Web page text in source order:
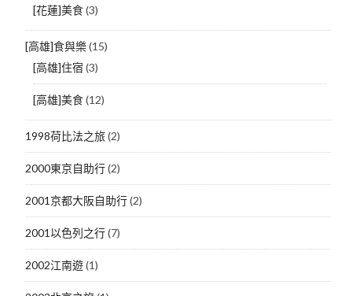
[花蓮]美食(3)
[高雄]食與樂(15)
[高雄]住宿 (3)
[高雄]美食(12)
1998荷比法之旅(2)
2000東京自助行(2)
2001京都大阪自助行(2)
2001以色列之行(7)
2002江南遊(1)